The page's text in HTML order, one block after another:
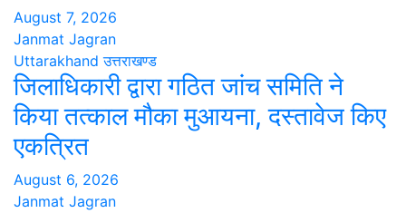
August 7, 2026
Janmat Jagran
Uttarakhand उत्तराखण्ड
जिलाधिकारी द्वारा गठित जांच समिति ने
किया तत्काल मौका मुआयना, दस्तावेज किए
एकत्रित
August 6, 2026
Janmat Jagran